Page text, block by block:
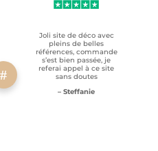
Joli site de déco avec
pleins de belles
références, commande
s’est bien passée, je
referai appel à ce site
sans doutes
– Steffanie